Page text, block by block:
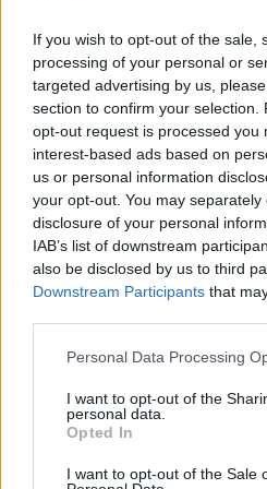
If you wish to opt-out of the sale,
processing of your personal or
targeted advertising by us,
section to confirm your selection.
opt-out request is processed you
interest-based ads based on
us or personal information
your opt-out. You may
disclosure of your personal
IAB’s list of downstream
also be disclosed by us to third
Downstream Participants that
Personal Data Processing
I want to opt-out of the
personal data.
Opted In
I want to opt-out of the Sale
Δήμος Ανωγείων: Ένταξη έργου
Στρατηγικό Σχέδιο ΚΑΠ
17:10
Σε κατάσταση κινητοποίησης
λόγω πολύ υψηλού κινδύνου
Χανιά: Σχεδόν 1 εκατ.
το